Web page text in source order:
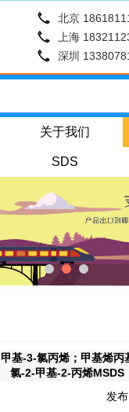
北京
上海
深圳
关于我们
SDS
基-3-氯丙烯；甲基烯丙
氯-2-甲基-2-丙烯MSDS
发